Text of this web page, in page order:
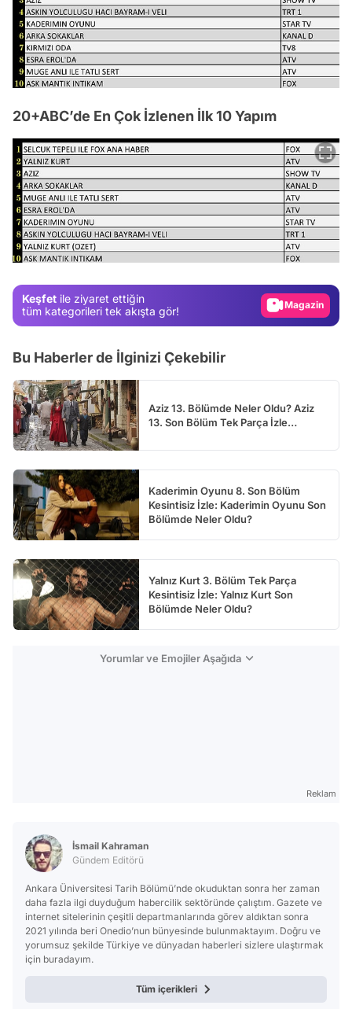
20+ABC’de En Çok İzlenen İlk 10 Yapım
Keşfet ile ziyaret ettiğin
tüm kategorileri tek akışta gör!
Video
Test
Gündem
Video
Bu Haberler de İlginizi Çekebilir
Aziz 13. Bölümde Neler Oldu? Aziz
13. Son Bölüm Tek Parça İzle…
Kaderimin Oyunu 8. Son Bölüm
Kesintisiz İzle: Kaderimin Oyunu Son
Bölümde Neler Oldu?
Yalnız Kurt 3. Bölüm Tek Parça
Kesintisiz İzle: Yalnız Kurt Son
Bölümde Neler Oldu?
Yorumlar ve Emojiler Aşağıda
Reklam
İsmail Kahraman
Gündem Editörü
Ankara Üniversitesi Tarih Bölümü’nde okuduktan sonra her zaman
daha fazla ilgi duyduğum habercilik sektöründe çalıştım. Gazete ve
internet sitelerinin çeşitli departmanlarında görev aldıktan sonra
2021 yılında beri Onedio’nun bünyesinde bulunmaktayım. Doğru ve
yorumsuz şekilde Türkiye ve dünyadan haberleri sizlere ulaştırmak
için buradayım.
Tüm içerikleri